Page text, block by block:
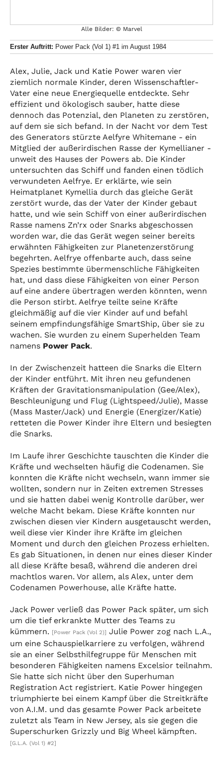
Alle Bilder: © Marvel
Erster Auftritt: Power Pack (Vol 1) #1 im August 1984
Alex, Julie, Jack und Katie Power waren vier
ziemlich normale Kinder, deren Wissenschaftler-
Vater eine neue Energiequelle entdeckte. Sehr
effizient und ökologisch sauber, hatte diese
dennoch das Potenzial, den Planeten zu zerstören,
auf dem sie sich befand. In der Nacht vor dem Test
des Generators stürzte Aelfyre Whitemane - ein
Mitglied der außerirdischen Rasse der Kymellianer -
unweit des Hauses der Powers ab. Die Kinder
untersuchten das Schiff und fanden einen tödlich
verwundeten Aelfrye. Er erklärte, wie sein
Heimatplanet Kymellia durch das gleiche Gerät
zerstört wurde, das der Vater der Kinder gebaut
hatte, und wie sein Schiff von einer außerirdischen
Rasse namens Zn’rx oder Snarks abgeschossen
worden war, die das Gerät wegen seiner bereits
erwähnten Fähigkeiten zur Planetenzerstörung
begehrten. Aelfrye offenbarte auch, dass seine
Spezies bestimmte übermenschliche Fähigkeiten
hat, und dass diese Fähigkeiten von einer Person
auf eine andere übertragen werden könnten, wenn
die Person stirbt. Aelfrye teilte seine Kräfte
gleichmäßig auf die vier Kinder auf und befahl
seinem empfindungsfähige SmartShip, über sie zu
wachen. Sie wurden zu einem Superhelden Team
namens Power Pack.
In der Zwischenzeit hatteen die Snarks die Eltern
der Kinder entführt. Mit ihren neu gefundenen
Kräften der Gravitationsmanipulation (Gee/Alex),
Beschleunigung und Flug (Lightspeed/Julie), Masse
(Mass Master/Jack) und Energie (Energizer/Katie)
retteten die Power Kinder ihre Eltern und besiegten
die Snarks.
Im Laufe ihrer Geschichte tauschten die Kinder die
Kräfte und wechselten häufig die Codenamen. Sie
konnten die Kräfte nicht wechseln, wann immer sie
wollten, sondern nur in Zeiten extremen Stresses
und sie hatten dabei wenig Kontrolle darüber, wer
welche Macht bekam. Diese Kräfte konnten nur
zwischen diesen vier Kindern ausgetauscht werden,
weil diese vier Kinder ihre Kräfte im gleichen
Moment und durch den gleichen Prozess erhielten.
Es gab Situationen, in denen nur eines dieser Kinder
all diese Kräfte besaß, während die anderen drei
machtlos waren. Vor allem, als Alex, unter dem
Codenamen Powerhouse, alle Kräfte hatte.
Jack Power verließ das Power Pack später, um sich
um die tief erkrankte Mutter des Teams zu
kümmern. [Power Pack (Vol 2)] Julie Power zog nach L.A.,
um eine Schauspielkarriere zu verfolgen, während
sie an einer Selbsthilfegruppe für Menschen mit
besonderen Fähigkeiten namens Excelsior teilnahm.
Sie hatte sich nicht über den Superhuman
Registration Act registriert. Katie Power hingegen
triumphierte bei einem Kampf über die Streitkräfte
von A.I.M. und das gesamte Power Pack arbeitete
zuletzt als Team in New Jersey, als sie gegen die
Superschurken Grizzly und Big Wheel kämpften.
[G.L.A. (Vol 1) #2]